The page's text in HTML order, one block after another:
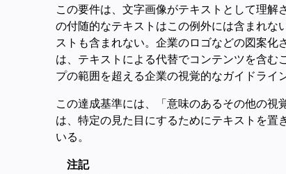
この要件は、文字画像がテキストとして理
の付随的なテキストはこの例外には含まれな
ストも含まれない。企業のロゴなどの図案
は、テキストによる代替でコンテンツを含む
プの範囲を超える企業の視覚的なガイドライ
この達成基準には、「意味のあるその他の
は、特定の見た目にするためにテキストを置
いる。
注記